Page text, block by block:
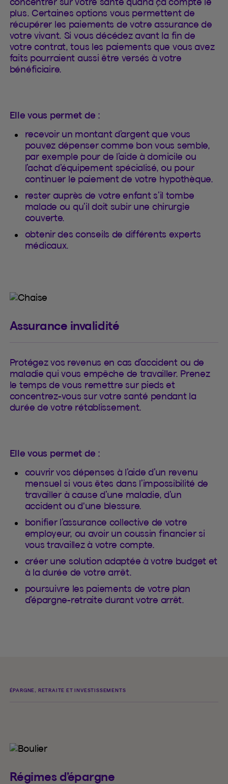
plus. Certaines options vous permettent de
récupérer les paiements de votre assurance de
votre vivant. Si vous décédez avant la fin de
votre contrat, tous les paiements que vous avez
faits pourraient aussi être versés à votre
bénéficiaire.
Elle vous permet de :
recevoir un montant d’argent que vous
pouvez dépenser comme bon vous semble,
par exemple pour de l’aide à domicile ou
l’achat d’équipement spécialisé, ou pour
continuer le paiement de votre hypothèque.
rester auprès de votre enfant s’il tombe
malade ou qu’il doit subir une chirurgie
couverte.
obtenir des conseils de différents experts
médicaux.
Assurance invalidité
Protégez vos revenus en cas d’accident ou de
maladie qui vous empêche de travailler. Prenez
le temps de vous remettre sur pieds et
concentrez-vous sur votre santé pendant la
durée de votre rétablissement.
Elle vous permet de :
couvrir vos dépenses à l’aide d’un revenu
mensuel si vous êtes dans l’impossibilité de
travailler à cause d’une maladie, d’un
accident ou d'une blessure.
bonifier l’assurance collective de votre
employeur, ou avoir un coussin financier si
vous travaillez à votre compte.
créer une solution adaptée à votre budget et
à la durée de votre arrêt.
poursuivre les paiements de votre plan
d’épargne-retraite durant votre arrêt.
ÉPARGNE, RETRAITE ET INVESTISSEMENTS
Régimes d’épargne